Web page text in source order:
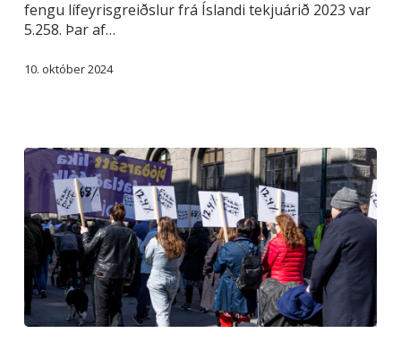
og
gjöld
(persónuafsláttur
fengu lífeyrisgreiðslur frá Íslandi tekjuárið 2023 var
5.258. Þar af…
10. október 2024